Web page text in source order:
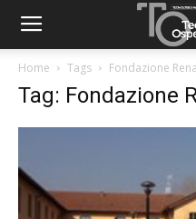
Home Tags Fondazione
Tag: Fondazione